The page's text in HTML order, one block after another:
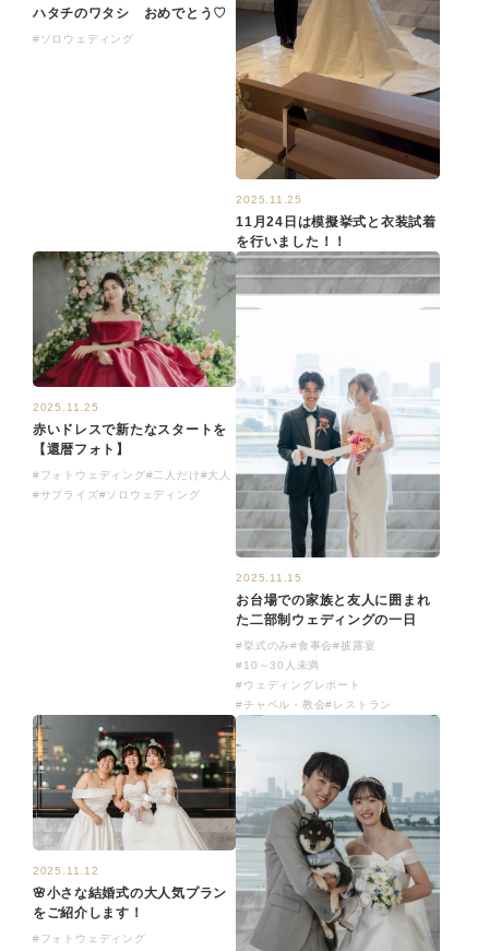
ハタチのワタシ おめでとう♡
#ソロウェディング
2025.11.25
11月24日は模擬挙式と衣装試着
を行いました！！
2025.11.25
赤いドレスで新たなスタートを
【還暦フォト】
#フォトウェディング#二人だけ#大人
#サプライズ#ソロウェディング
2025.11.15
お台場での家族と友人に囲まれ
た二部制ウェディングの一日
#挙式のみ#食事会#披露宴
#10～30人未満
#ウェディングレポート
#チャペル・教会#レストラン
2025.11.12
🌸小さな結婚式の大人気プラン
をご紹介します！
#フォトウェディング